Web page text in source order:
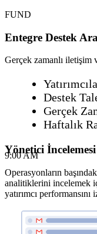
FUND
Entegre Destek
Gerçek zamanlı iletişim
Destek
Gerçek
Haftalık
9:00 AM
Yönetici İncelemesi
Operasyonların
analitiklerini incelemek
yatırımcı